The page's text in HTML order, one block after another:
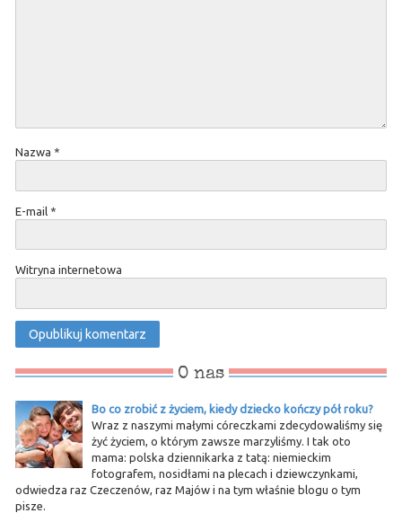
Nazwa *
E-mail *
Witryna internetowa
O nas
Bo co zrobić z życiem, kiedy dziecko kończy pół roku?
Wraz z naszymi małymi córeczkami zdecydowaliśmy się
żyć życiem, o którym zawsze marzyliśmy. I tak oto
mama: polska dziennikarka z tatą: niemieckim
fotografem, nosidłami na plecach i dziewczynkami,
odwiedza raz Czeczenów, raz Majów i na tym właśnie blogu o tym
pisze.